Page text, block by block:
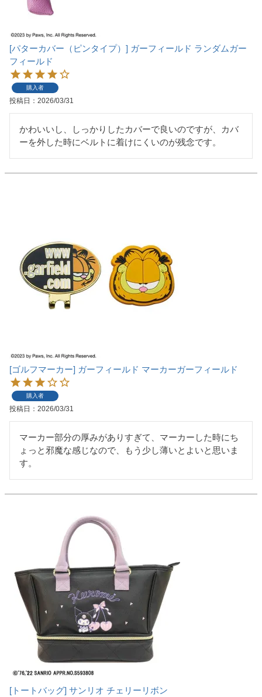
[パターカバー（ピンタイプ）] ガーフィールド ランダムガー
フィールド
購入者
投稿日 2026/03/31
かわいいし、しっかりしたカバーで良いのですが、カバ
ーを外した時にベルトに着けにくいのが残念です。
[ゴルフマーカー] ガーフィールド マーカーガーフィールド
購入者
投稿日 2026/03/31
マーカー部分の厚みがありすぎて、マーカーした時にち
ょっと邪魔な感じなので、もう少し薄いとよいと思いま
す。
[トートバッグ] サンリオ チェリーリボン